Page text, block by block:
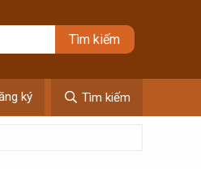
ký Tìm kiếm